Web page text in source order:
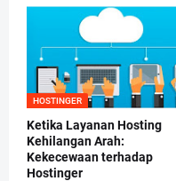
HOSTINGER
Ketika Layanan Hosting
Kehilangan Arah:
Kekecewaan terhadap
Hostinger